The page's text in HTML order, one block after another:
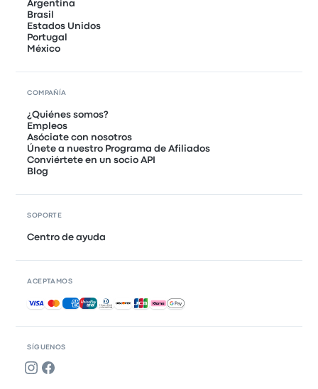
SÍGUENOS
Argentina
Brasil
Estados Unidos
Portugal
México
COMPAÑÍA
¿Quiénes somos?
Empleos
Asóciate con nosotros
Únete a nuestro Programa de Afiliados
Conviértete en un socio API
Blog
SOPORTE
Centro de ayuda
ACEPTAMOS
Pagos aceptados